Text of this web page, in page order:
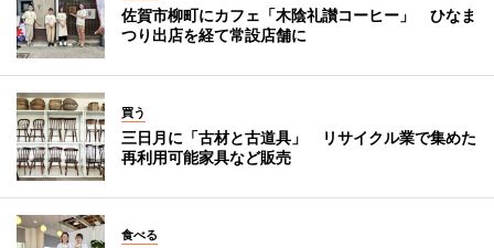
佐賀市柳町にカフェ「木陰礼讃コーヒー」 ひなま
つり出店を経て常設店舗に
買う
三日月に「古材と古道具」 リサイクル業で集めた
再利用可能家具など販売
食べる